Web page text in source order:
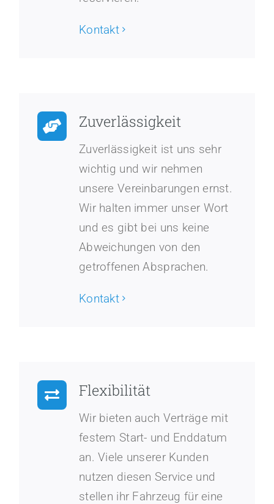
Kontakt
Zuverlässigkeit
Zuverlässigkeit ist uns sehr
wichtig und wir nehmen
unsere Vereinbarungen ernst.
Wir halten immer unser Wort
und es gibt bei uns keine
Abweichungen von den
getroffenen Absprachen.
Kontakt
Flexibilität
Wir bieten auch Verträge mit
festem Start- und Enddatum
an. Viele unserer Kunden
nutzen diesen Service und
stellen ihr Fahrzeug für eine